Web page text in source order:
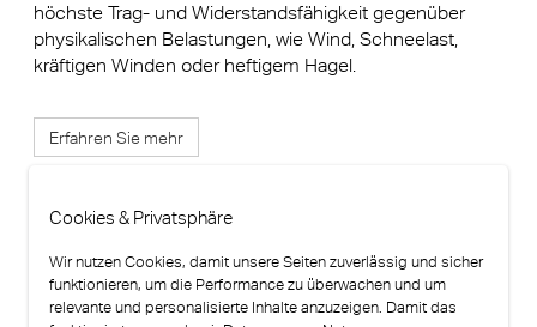
höchste Trag- und Widerstandsfähigkeit gegenüber
physikalischen Belastungen, wie Wind, Schneelast,
kräftigen Winden oder heftigem Hagel.
Erfahren Sie mehr
Cookies & Privatsphäre
Wir nutzen Cookies, damit unsere Seiten zuverlässig und sicher
funktionieren, um die Performance zu überwachen und um
relevante und personalisierte Inhalte anzuzeigen. Damit das